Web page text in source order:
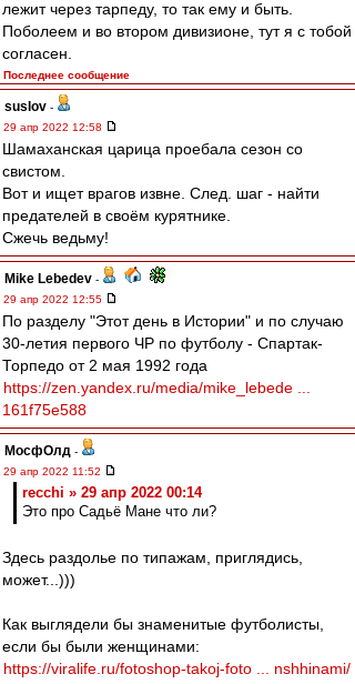
лежит через тарпеду, то так ему и быть.
Поболеем и во втором дивизионе, тут я с тобой
согласен.
Последнее сообщение
suslov -
29 апр 2022 12:58
Шамаханская царица проебала сезон со
свистом.
Вот и ищет врагов извне. След. шаг - найти
предателей в своём курятнике.
Сжечь ведьму!
Mike Lebedev -
29 апр 2022 12:55
По разделу "Этот день в Истории" и по случаю
30-летия первого ЧР по футболу - Спартак-
Торпедо от 2 мая 1992 года
https://zen.yandex.ru/media/mike_lebede ...
161f75e588
МосфОлд -
29 апр 2022 11:52
recchi » 29 апр 2022 00:14
Это про Садьё Мане что ли?
Здесь раздолье по типажам, приглядись,
может...)))
Как выглядели бы знаменитые футболисты,
если бы были женщинами:
https://viralife.ru/fotoshop-takoj-foto ... nshhinami/